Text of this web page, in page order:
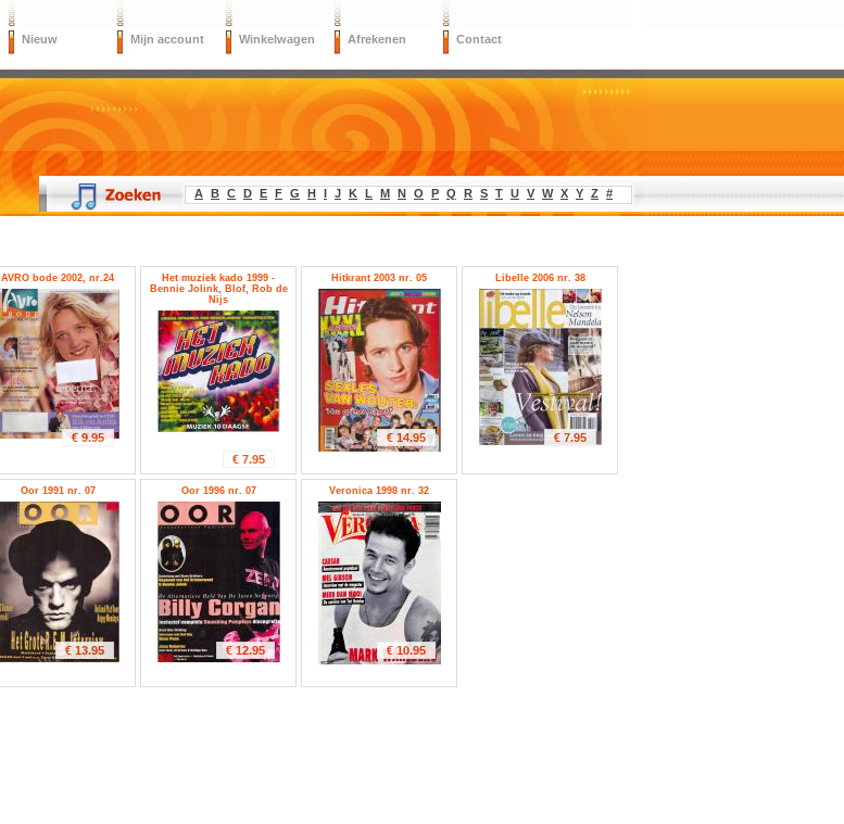
Nieuw Mijn account Winkelwagen Afrekenen Contact
A B C D E F G H I J K L M N O P Q R S T U V W X Y Z #
AVRO bode 2002, nr.24
€ 9.95
Het muziek kado 1999 -
Bennie Jolink, Blof, Rob de
Nijs
€ 7.95
Hitkrant 2003 nr. 05
€ 14.95
Libelle 2006 nr. 38
€ 7.95
Oor 1991 nr. 07
€ 13.95
Oor 1996 nr. 07
€ 12.95
Veronica 1998 nr. 32
€ 10.95